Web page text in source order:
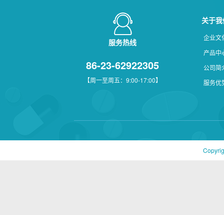
服务热线
86-23-62922305
【周一至周五：9:00-17:00】
关于
企业文
产品中
公司简
服务优